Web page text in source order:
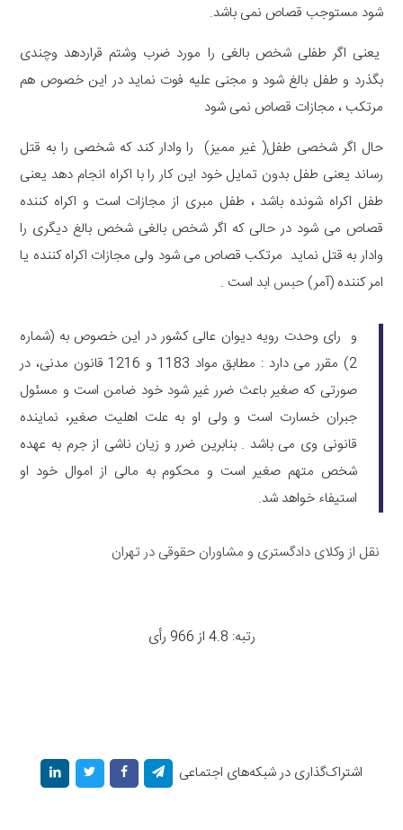
شود مستوجب قصاص نمی باشد.
یعنی اگر طفلی شخص بالغی را مورد ضرب وشتم قراردهد وچندی
بگذرد و طفل بالغ شود و مجنی علیه فوت نماید در این خصوص هم
مرتکب ، مجازات قصاص نمی شود
حال اگر شخصی طفل( غیر ممیز) را وادار کند که شخصی را به قتل
رساند یعنی طفل بدون تمایل خود این کار را با اکراه انجام دهد یعنی
طفل اکراه شونده باشد ، طفل مبری از مجازات است و اکراه کننده
قصاص می شود در حالی که اگر شخص بالغی شخص بالغ دیگری را
وادار به قتل نماید مرتکب قصاص می شود ولی مجازات اکراه کننده یا
امر کننده (آمر)حبس ابد است .
و رای وحدت رویه دیوان عالی کشور در این خصوص به (شماره
2) مقرر می دارد : مطابق مواد 1183 و 1216 قانون مدنی، در
صورتی که صغیر باعث ضرر غیر شود خود ضامن است و مسئول
جبران خسارت است و ولی او به علت اهلیت صغیر، نماینده
قانونی وی می باشد . بنابرین ضرر و زیان ناشی از جرم به عهده
شخص متهم صغیر است و محکوم به مالی از اموال خود او
استیفاء خواهد شد.
نقل از وکلای دادگستری و مشاوران حقوقی در تهران
رتبه: 4.8 از 966 رأی
اشتراک‌گذاری در شبکه‌های اجتماعی